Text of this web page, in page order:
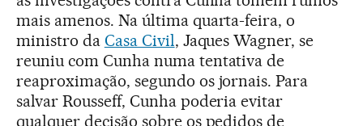
mais amenos. Na última quarta-feira, o
ministro da Casa Civil, Jaques Wagner, se
reuniu com Cunha numa tentativa de
reaproximação, segundo os jornais. Para
salvar Rousseff, Cunha poderia evitar
qualquer decisão sobre os pedidos de